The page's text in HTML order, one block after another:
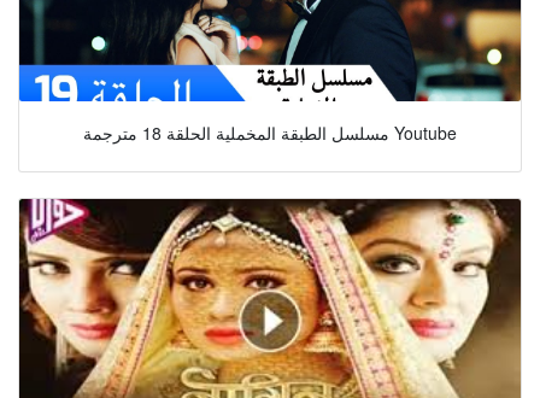
مسلسل الطبقة المخملية الحلقة 18 مترجمة Youtube